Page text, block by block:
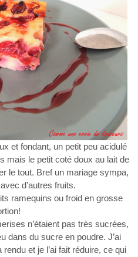
et fondant, un petit peu acidulé
mais le petit coté doux au lait de
le tout. Bref un mariage sympa,
d’autres fruits.
ramequins ou froid en grosse
n’étaient pas très sucrées,
dans du sucre en poudre. J’ai
et je l’ai fait réduire, ce qui